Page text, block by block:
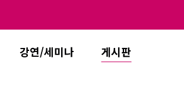
강연/세미나 게시판